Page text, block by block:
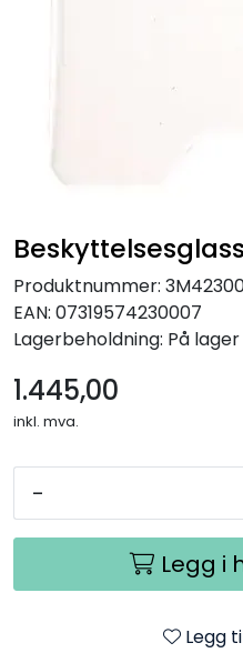
Produktnummer:
EAN: 07319574230007
Lagerbeholdning: På lager
1.445,00
inkl. mva.
-
Legg i
Legg
Industriprodukter